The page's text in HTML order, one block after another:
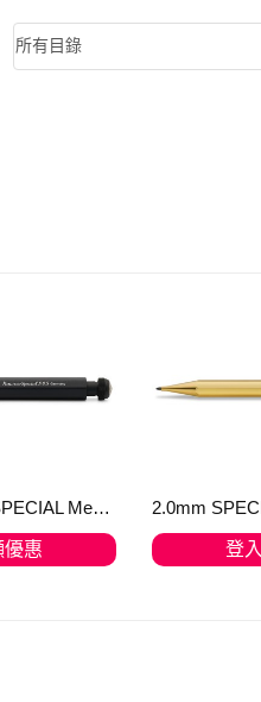
2.0 mm "S" 短 SPECIAL Mechanical Pencil 鉛芯筆 Black,no eraser 10000536 (短小版) 只有少量貨存
優惠 登